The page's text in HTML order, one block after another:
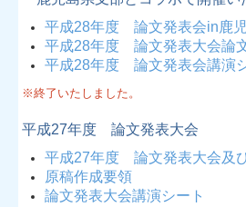
平成28年度 論文発表会in鹿
平成28年度 論文発表大会論
平成28年度 論文発表会講演
※終了いたしました。
平成27年度 論文発表大会
平成27年度 論文発表大会及
原稿作成要領
論文発表大会講演シート